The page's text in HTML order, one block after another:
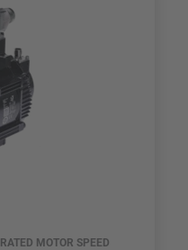
RATED MOTOR SPEED